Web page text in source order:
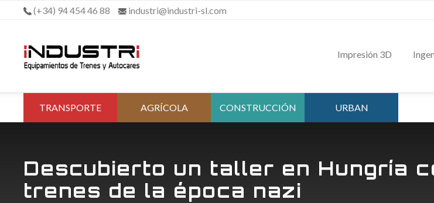
(+34) 94 454 46 88 industri@industri-sl.com
Impresión 3D
TRANSPORTE AGRÍCOLA CONSTRUCCIÓN URBAN
Descubierto un taller en Hungría
trenes de la época nazi